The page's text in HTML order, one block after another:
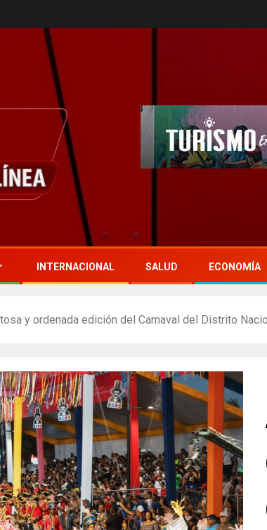
INTERNACIONAL SALUD ECONOMÍA
y ordenada edición del Carnaval del Distrito